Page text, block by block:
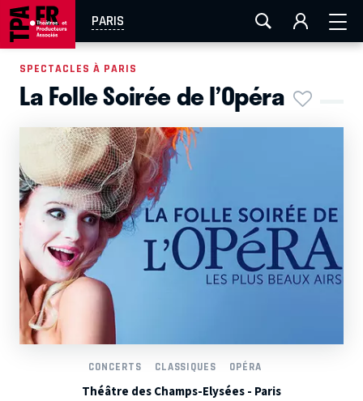
PARIS
AIX-MARSEILLE LA ROCHELLE
EN TOURNÉE
SPECTACLES À PARIS
La Folle Soirée de l’Opéra
CONCERTS CLASSIQUES OPÉRA
Théâtre des Champs-Elysées - Paris